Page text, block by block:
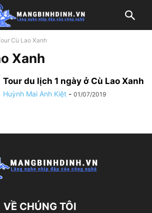
Cù Lao Xanh
Xanh
Tour du lịch 1 ngày ở Cù Lao Xanh
Huỳnh Mai Anh Kiệt - 01/07/2019
VỀ CHÚNG TÔI